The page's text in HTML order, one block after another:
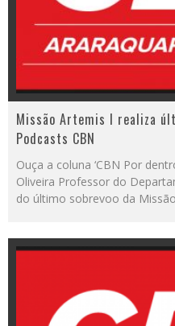
Missão Artemis I realiza
Podcasts CBN
Ouça a coluna ‘CBN Por
Oliveira Professor do
do último sobrevoo da Missão